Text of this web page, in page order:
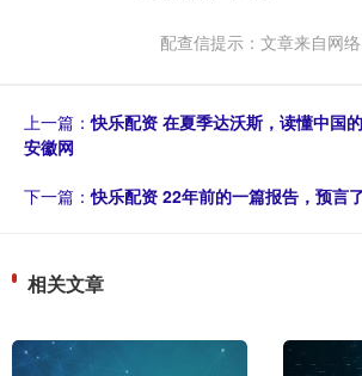
配查信提示：文章来自网络
上一篇：快乐配资 在夏季达沃斯，读懂中国
安徽网
下一篇：快乐配资 22年前的一篇报告，预言
相关文章